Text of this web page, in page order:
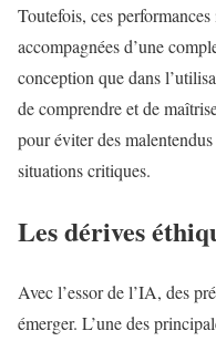
Toutefois, ces
accompagnées d’une
conception que dans
de comprendre et de
pour éviter des
situations critiques.
Les dérives
Avec l’essor de l’IA, des
émerger. L’une des